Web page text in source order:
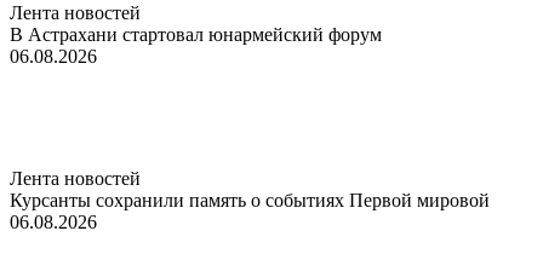
Лента новостей
В Астрахани стартовал юнармейский форум
06.08.2026
Лента новостей
Курсанты сохранили память о событиях Первой мировой
06.08.2026